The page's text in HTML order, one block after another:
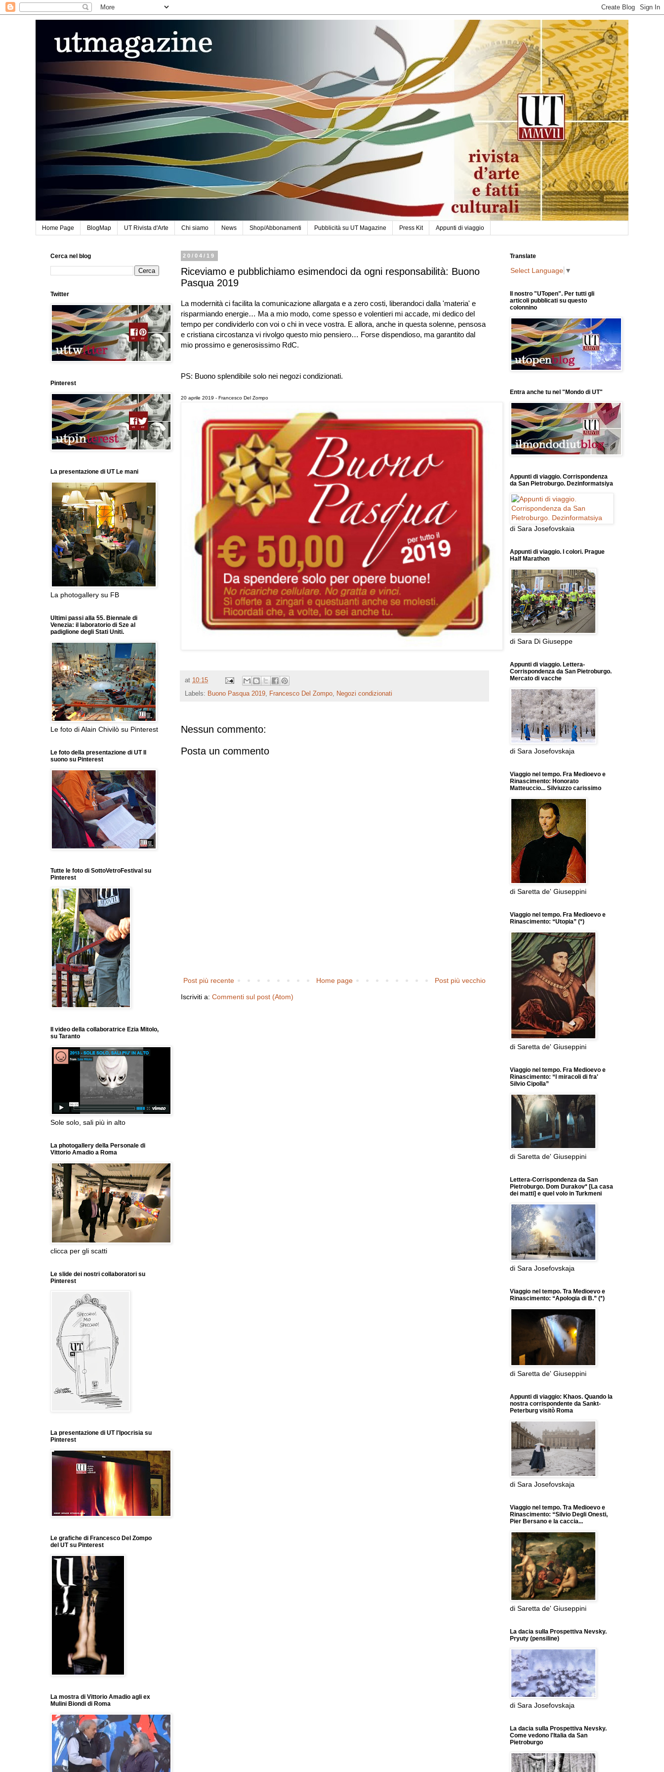
Home Page BlogMap UT Rivista d'Arte Chi siamo News Shop/Abbonamenti Pubblicità su UT Magazine Press Kit Appunti di viaggio
20/04/19
Riceviamo e pubblichiamo esimendoci da ogni responsabilità: Buono
Pasqua 2019
La modernità ci facilita la comunicazione allargata e a zero costi, liberandoci dalla 'materia' e
risparmiando energie… Ma a mio modo, come spesso e volentieri mi accade, mi dedico del
tempo per condividerlo con voi o chi in vece vostra. E allora, anche in questa solenne, pensosa
e cristiana circostanza vi rivolgo questo mio pensiero… Forse dispendioso, ma garantito dal
mio prossimo e generosissimo RdC.
PS: Buono splendibile solo nei negozi condizionati.
20 aprile 2019 - Francesco Del Zompo
at 10:15
Labels: Buono Pasqua 2019, Francesco Del Zompo, Negozi condizionati
Nessun commento:
Posta un commento
Post più recente Post più vecchio
Home page
Iscriviti a: Commenti sul post (Atom)
Cerca nel blog
Twitter
Pinterest
La presentazione di UT Le mani
La photogallery su FB
Ultimi passi alla 55. Biennale di
Venezia: il laboratorio di Sze al
padiglione degli Stati Uniti.
Le foto di Alain Chivilò su Pinterest
Le foto della presentazione di UT Il
suono su Pinterest
Tutte le foto di SottoVetroFestival su
Pinterest
Il video della collaboratrice Ezia Mitolo,
su Taranto
Sole solo, sali più in alto
La photogallery della Personale di
Vittorio Amadio a Roma
clicca per gli scatti
Le slide dei nostri collaboratori su
Pinterest
La presentazione di UT l'Ipocrisia su
Pinterest
Le grafiche di Francesco Del Zompo
del UT su Pinterest
La mostra di Vittorio Amadio agli ex
Mulini Biondi di Roma
Translate
Select Language ▼
Il nostro "UTopen". Per tutti gli
articoli pubblicati su questo
colonnino
Entra anche tu nel "Mondo di UT"
Appunti di viaggio. Corrispondenza
da San Pietroburgo. Dezinformatsiya
di Sara Josefovskaia
Appunti di viaggio. I colori. Prague
Half Marathon
di Sara Di Giuseppe
Appunti di viaggio. Lettera-
Corrispondenza da San Pietroburgo.
Mercato di vacche
di Sara Josefovskaja
Viaggio nel tempo. Fra Medioevo e
Rinascimento: Honorato
Matteuccio... Silviuzzo carissimo
di Saretta de' Giuseppini
Viaggio nel tempo. Fra Medioevo e
Rinascimento: “Utopia” (*)
di Saretta de' Giuseppini
Viaggio nel tempo. Fra Medioevo e
Rinascimento: “I miracoli di fra'
Silvio Cipolla”
di Saretta de' Giuseppini
Lettera-Corrispondenza da San
Pietroburgo. Dom Durakov* [La casa
dei matti] e quel volo in Turkmeni
di Sara Josefovskaja
Viaggio nel tempo. Tra Medioevo e
Rinascimento: “Apologia di B.” (*)
di Saretta de' Giuseppini
Appunti di viaggio: Khaos. Quando la
nostra corrispondente da Sankt-
Peterburg visitò Roma
di Sara Josefovskaja
Viaggio nel tempo. Tra Medioevo e
Rinascimento: “Silvio Degli Onesti,
Pier Bersano e la caccia...
di Saretta de' Giuseppini
La dacia sulla Prospettiva Nevsky.
Pryuty (pensiline)
di Sara Josefovskaja
La dacia sulla Prospettiva Nevsky.
Come vedono l'Italia da San
Pietroburgo